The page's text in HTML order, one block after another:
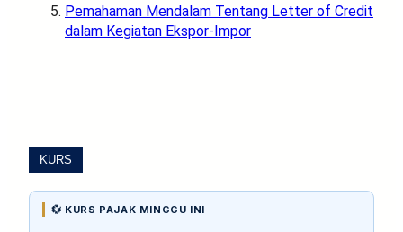
Pemahaman Mendalam Tentang Letter of Credit
dalam Kegiatan Ekspor-Impor
KURS
💱 KURS PAJAK MINGGU INI